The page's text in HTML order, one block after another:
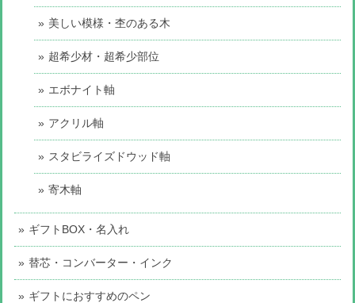
美しい模様・杢のある木
超希少材・超希少部位
エボナイト軸
アクリル軸
スタビライズドウッド軸
寄木軸
ギフトBOX・名入れ
替芯・コンバーター・インク
ギフトにおすすめのペン